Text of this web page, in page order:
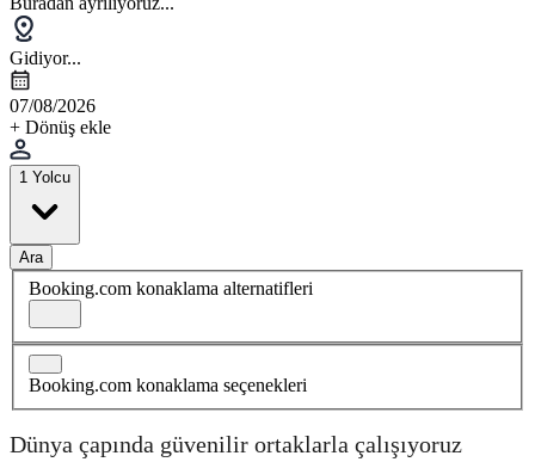
Gidiyor...
07/08/2026
+ Dönüş ekle
1 Yolcu
Ara
Booking.com konaklama alternatifleri
Booking.com konaklama seçenekleri
Dünya çapında güvenilir ortaklarla çalışıyoruz